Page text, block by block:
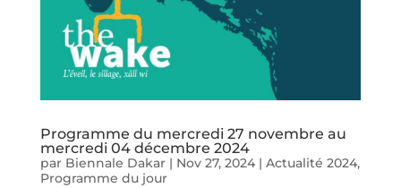
Programme du mercredi 27 novembre au
mercredi 04 décembre 2024
par Biennale Dakar| Nov 27, 2024| Actualité 2024,
Programme du jour